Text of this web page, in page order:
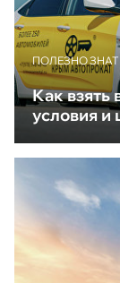
ПОЛЕЗНО
Как взять
условия и